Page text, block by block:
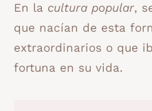
En la cultura popular,
que nacían de esta
extraordinarios o que
fortuna en su vida.